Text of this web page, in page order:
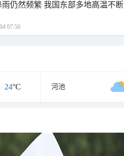
仍然频繁 我国东部多地高温不断
07:56
/ 24°C 河池